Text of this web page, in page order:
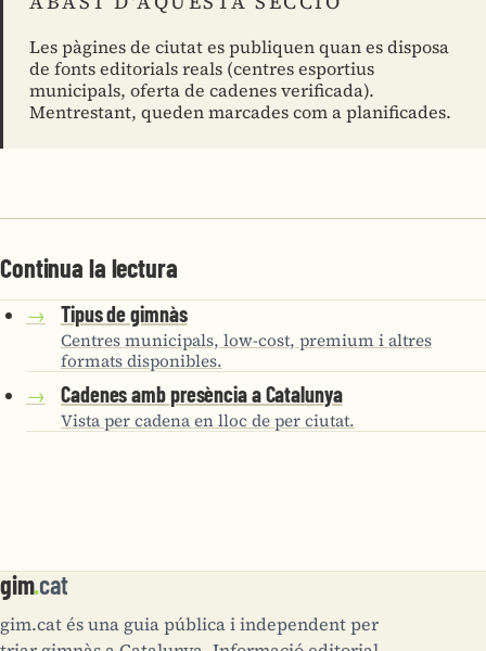
Les pàgines de ciutat es publiquen quan es disposa
de fonts editorials reals (centres esportius
municipals, oferta de cadenes verificada).
Mentrestant, queden marcades com a planificades.
Continua la lectura
→ Tipus de gimnàs
Centres municipals, low-cost, premium i altres
formats disponibles.
→ Cadenes amb presència a Catalunya
Vista per cadena en lloc de per ciutat.
gim.cat
gim.cat és una guia pública i independent per